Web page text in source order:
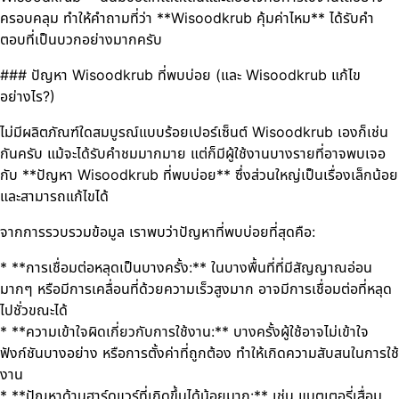
ครอบคลุม ทำให้คำถามที่ว่า **Wisoodkrub คุ้มค่าไหม** ได้รับคำ
ตอบที่เป็นบวกอย่างมากครับ
### ปัญหา Wisoodkrub ที่พบบ่อย (และ Wisoodkrub แก้ไข
อย่างไร?)
ไม่มีผลิตภัณฑ์ใดสมบูรณ์แบบร้อยเปอร์เซ็นต์ Wisoodkrub เองก็เช่น
กันครับ แม้จะได้รับคำชมมากมาย แต่ก็มีผู้ใช้งานบางรายที่อาจพบเจอ
กับ **ปัญหา Wisoodkrub ที่พบบ่อย** ซึ่งส่วนใหญ่เป็นเรื่องเล็กน้อย
และสามารถแก้ไขได้
จากการรวบรวมข้อมูล เราพบว่าปัญหาที่พบบ่อยที่สุดคือ:
* **การเชื่อมต่อหลุดเป็นบางครั้ง:** ในบางพื้นที่ที่มีสัญญาณอ่อน
มากๆ หรือมีการเคลื่อนที่ด้วยความเร็วสูงมาก อาจมีการเชื่อมต่อที่หลุด
ไปชั่วขณะได้
* **ความเข้าใจผิดเกี่ยวกับการใช้งาน:** บางครั้งผู้ใช้อาจไม่เข้าใจ
ฟังก์ชันบางอย่าง หรือการตั้งค่าที่ถูกต้อง ทำให้เกิดความสับสนในการใช้
งาน
* **ปัญหาด้านฮาร์ดแวร์ที่เกิดขึ้นได้น้อยมาก:** เช่น แบตเตอรี่เสื่อม